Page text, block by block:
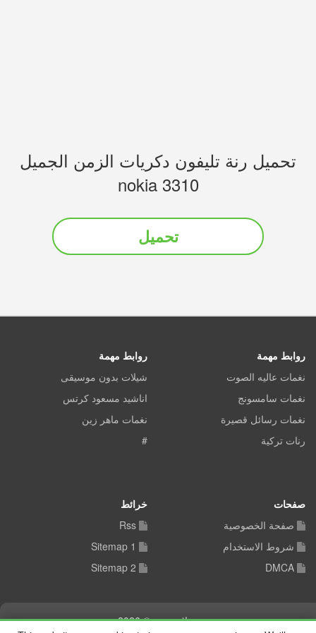
تحميل رنة تليفون دكريات الزمن الجميل
nokia 3310
تحميل
روابط مهمة
نغمات عاليه الصوت
نغمات سامسونج
نغمات رسائل قصيرة
رنات تركية
روابط مهمة
شيلات بدون موسيقى
اناشيد مسعود كرتس
نغمات ماهر زين
#
صفحات
صفحة الخصوصية
شروط الاستخدام
DMCA
خرائط
Rss
Sitemap 1
Sitemap 2
شيلات توب © 2026